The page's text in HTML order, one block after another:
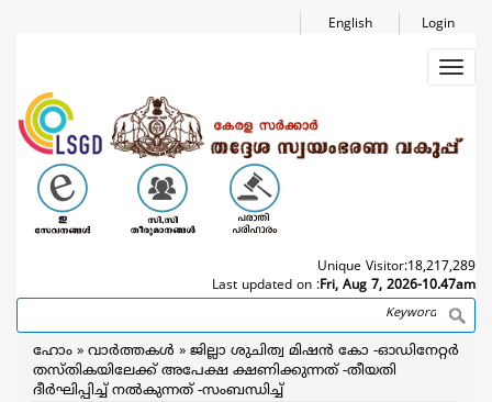
Login
English
Unique Visitor:18,217,289
Last updated on :Fri, Aug 7, 2026-10.47am
Search
Breadcrumb
ഹോം വാര്‍ത്തകള്‍
ജില്ലാ ശുചിത്വ മിഷൻ കോ -ഓഡിനേറ്റർ
തസ്തികയിലേക്ക് അപേക്ഷ ക്ഷണിക്കുന്നത് -തീയതി
ദീർഘിപ്പിച്ച് നൽകുന്നത് -സംബന്ധിച്ച്